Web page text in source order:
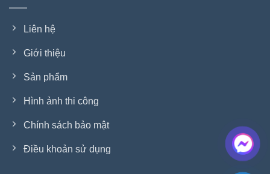
Liên hệ
Giới thiệu
Sản phẩm
Hình ảnh thi công
Chính sách bảo mật
Điều khoản sử dụng